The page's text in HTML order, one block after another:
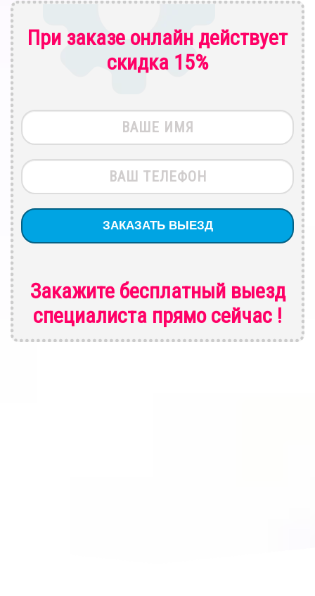
При заказе онлайн действует
скидка 15%
Закажите бесплатный выезд
специалиста прямо сейчас !